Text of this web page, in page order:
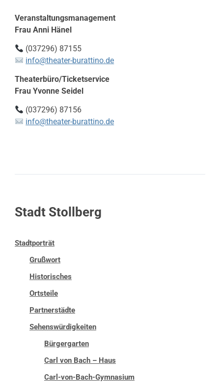
Veranstaltungsmanagement
Frau Anni Hänel
(037296) 87155
info@theater-burattino.de
Theaterbüro/Ticketservice
Frau Yvonne Seidel
(037296) 87156
info@theater-burattino.de
Stadt Stollberg
Stadtporträt
Grußwort
Historisches
Ortsteile
Partnerstädte
Sehenswürdigkeiten
Bürgergarten
Carl von Bach – Haus
Carl-von-Bach-Gymnasium